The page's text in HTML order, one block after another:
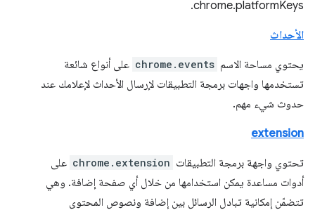
chrome.platformKeys.
الأحداث
يحتوي مساحة الاسم chrome.events على أنواع شائعة
تستخدمها واجهات برمجة التطبيقات لإرسال الأحداث لإعلامك عند
حدوث شيء مهم.
extension
تحتوي واجهة برمجة التطبيقات chrome.extension على
أدوات مساعدة يمكن استخدامها من خلال أي صفحة إضافة. وهي
تتضمّن إمكانية تبادل الرسائل بين إضافة ونصوص المحتوى